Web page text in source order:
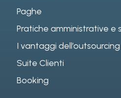
Paghe
Pratiche amministrative e
I vantaggi dell’outsourcing
Suite Clienti
Booking